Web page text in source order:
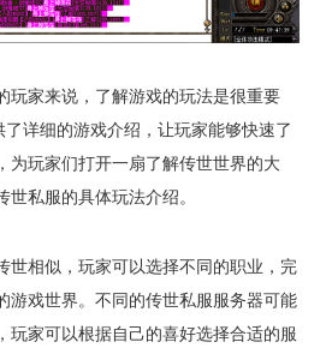
玩家来说，了解游戏的玩法是很重要
详细的游戏介绍，让玩家能够快速了
为玩家们打开一扇了解传世世界的大
私服的具体玩法介绍。
世相似，玩家可以选择不同的职业，完
游戏世界。不同的传世私服服务器可能
玩家可以根据自己的喜好选择合适的服